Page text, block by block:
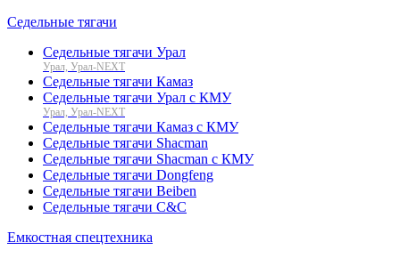
Седельные тягачи
Седельные тягачи Урал
Урал, Урал-NEXT
Седельные тягачи Камаз
Седельные тягачи Урал с КМУ
Урал, Урал-NEXT
Седельные тягачи Камаз с КМУ
Седельные тягачи Shacman
Седельные тягачи Shacman с КМУ
Седельные тягачи Dongfeng
Седельные тягачи Beiben
Седельные тягачи C&C
Емкостная спецтехника